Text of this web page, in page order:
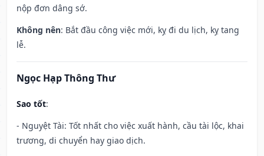
nộp đơn dâng sớ.
Không nên: Bắt đầu công việc mới, kỵ đi du lịch, kỵ tang
lễ.
Ngọc Hạp Thông Thư
Sao tốt:
- Nguyệt Tài: Tốt nhất cho việc xuất hành, cầu tài lộc, khai
trương, di chuyển hay giao dịch.